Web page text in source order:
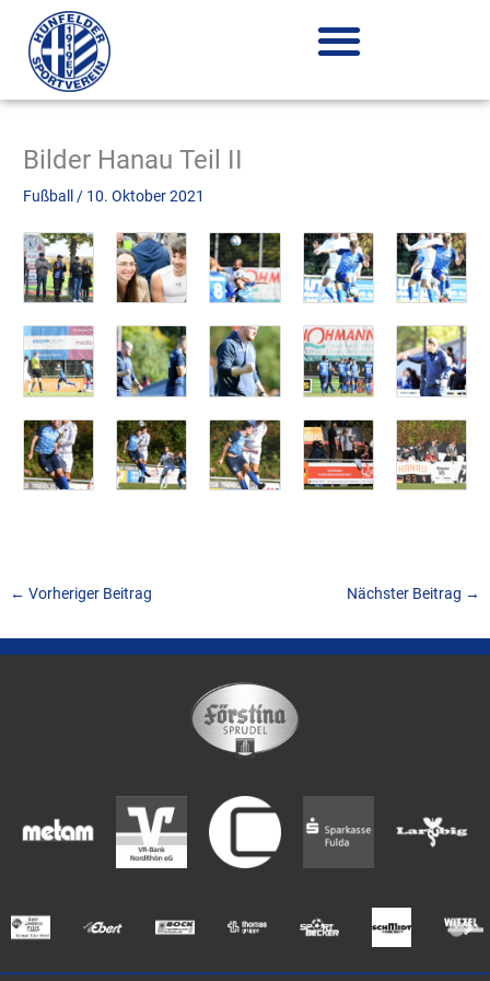
Inhalt
springen
Bilder Hanau Teil II
Fußball / 10. Oktober 2021
← Vorheriger Beitrag Nächster Beitrag →